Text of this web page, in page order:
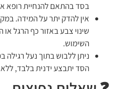
בסד בהתאם להנחיית רופא
אין להדק יתר על המידה.
שינוי צבע באזור כף הרגל
השימוש.
ניתן ללבוש בתוך נעל רגילה
הסד יתבצע ידנית בלבד,